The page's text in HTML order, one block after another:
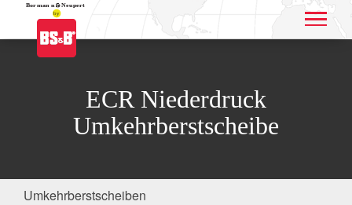
Application name
ECR Niederdruck
Umkehrberstscheibe
Umkehrberstscheiben